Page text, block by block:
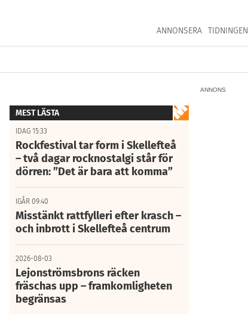
ANNONSERA TIDNINGEN
ANNONS
MEST LÄSTA
IDAG 15:33
Rockfestival tar form i Skellefteå
– två dagar rocknostalgi står för
dörren: ”Det är bara att komma”
IGÅR 09:40
Misstänkt rattfylleri efter krasch –
och inbrott i Skellefteå centrum
2026-08-03
Lejonströmsbrons räcken
fräschas upp – framkomligheten
begränsas